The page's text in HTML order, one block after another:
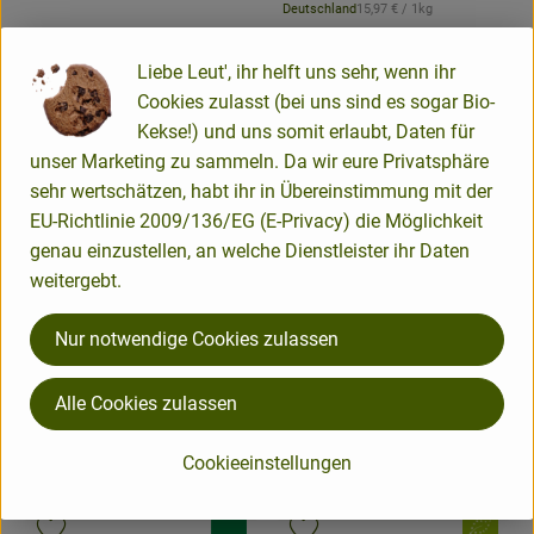
, Herkunft:
Deutschland, Referenzpreis:
15,97 € / 1kg
, Preis:
8,99 €
Produkt zum Warenkorb hinzufügen
, Kontrollstelle:
DE-ÖKO-007
Produkt zu Favouriten hinzufügen
, Preis:
Produkt zu Favouriten hinzufügen
, Verband: , Verband:
Liebe Leut', ihr helft uns sehr, wenn ihr
Cookies zulasst (bei uns sind es sogar Bio-
Kekse!) und uns somit erlaubt, Daten für
unser Marketing zu sammeln. Da wir eure Privatsphäre
sehr wertschätzen, habt ihr in Übereinstimmung mit der
EU-Richtlinie 2009/136/EG (E-Privacy) die Möglichkeit
genau einzustellen, an welche Dienstleister ihr Daten
weitergebt.
Cookieeinstellungen
Nur notwendige Cookies zulassen
Alle Cookies zulassen